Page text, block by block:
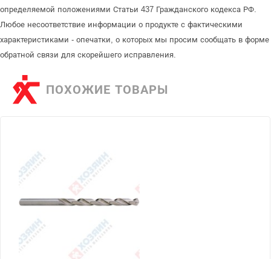
определяемой положениями Статьи 437 Гражданского кодекса РФ.
Любое несоответствие информации о продукте с фактическими
характеристиками - опечатки, о которых мы просим сообщать в форме
обратной связи для скорейшего исправления.
ПОХОЖИЕ ТОВАРЫ